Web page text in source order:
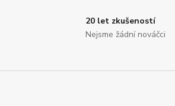
20 let zkušeností
Nejsme žádní nováčci